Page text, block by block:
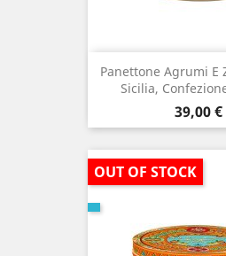
Panettone Agrumi E
Sicilia,
Prezzo
39,00 €
OUT OF STOCK